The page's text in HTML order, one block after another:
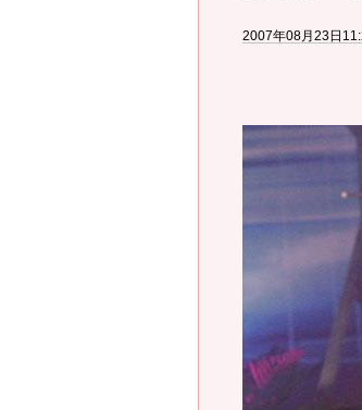
2007年08月23日